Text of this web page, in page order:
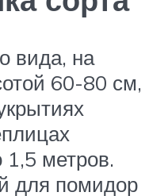
вида, на
60-80 см,
метров.
для помидор